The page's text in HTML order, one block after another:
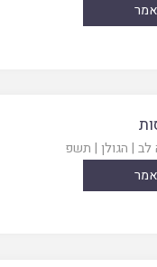
לב | הגולן | תשפ